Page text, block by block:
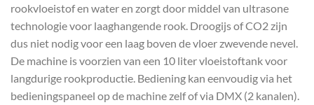
rookvloeistof en water en zorgt door middel van ultrasone
technologie voor laaghangende rook. Droogijs of CO2 zijn
dus niet nodig voor een laag boven de vloer zwevende nevel.
De machine is voorzien van een 10 liter vloeistoftank voor
langdurige rookproductie. Bediening kan eenvoudig via het
bedieningspaneel op de machine zelf of via DMX (2 kanalen).